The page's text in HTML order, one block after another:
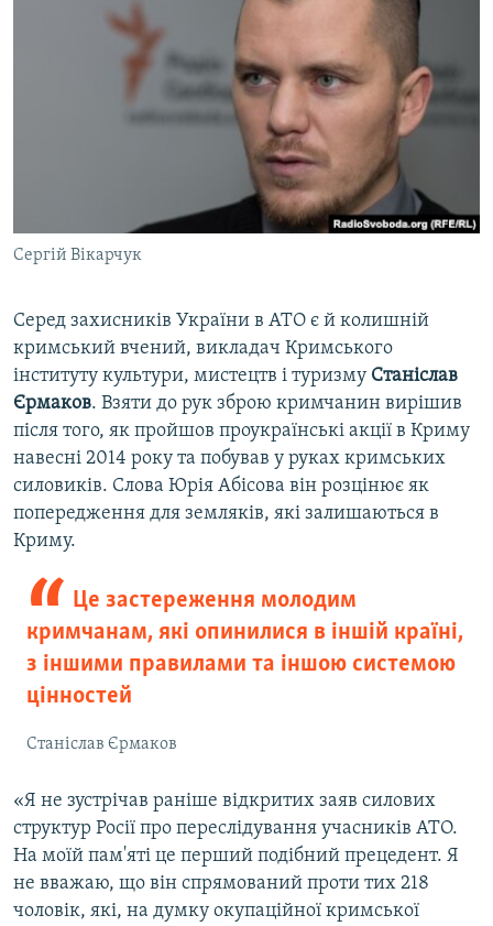
Сергій Вікарчук
Серед захисників України в АТО є й колишній
кримський вчений, викладач Кримського
інституту культури, мистецтв і туризму Станіслав
Єрмаков. Взяти до рук зброю кримчанин вирішив
після того, як пройшов проукраїнські акції в Криму
навесні 2014 року та побував у руках кримських
силовиків. Слова Юрія Абісова він розцінює як
попередження для земляків, які залишаються в
Криму.
Це застереження молодим
кримчанам, які опинилися в іншій країні,
з іншими правилами та іншою системою
цінностей
Станіслав Єрмаков
«Я не зустрічав раніше відкритих заяв силових
структур Росії про переслідування учасників АТО.
На моїй пам'яті це перший подібний прецедент. Я
не вважаю, що він спрямований проти тих 218
чоловік, які, на думку окупаційної кримської